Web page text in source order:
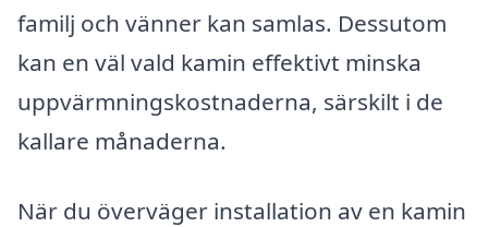
familj och vänner kan samlas. Dessutom
kan en väl vald kamin effektivt minska
uppvärmningskostnaderna, särskilt i de
kallare månaderna.
När du överväger installation av en kamin